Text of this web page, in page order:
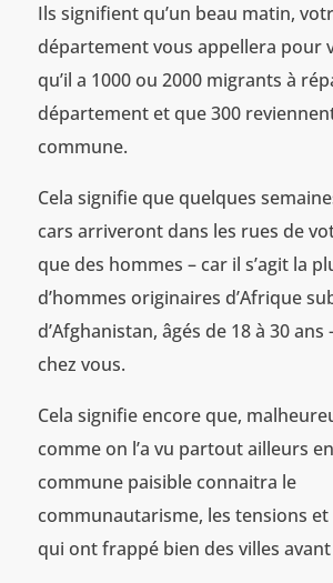
Ils signifient qu’un beau matin,
département vous appellera pour
qu’il a 1000 ou 2000 migrants à
département et que 300
commune.
Cela signifie que quelques
cars arriveront dans les rues de
que des hommes – car il s’agit la
d’hommes originaires d’Afrique
d’Afghanistan, âgés de 18 à 30 ans
chez vous.
Cela signifie encore que,
comme on l’a vu partout ailleurs
commune paisible connaitra le
communautarisme, les tensions
qui ont frappé bien des villes